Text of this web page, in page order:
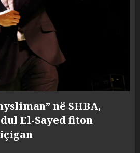
në SHBA,
El-Sayed fiton